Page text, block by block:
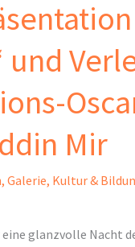
und
Mir
, Galerie, Kultur &
glanzvolle Nacht